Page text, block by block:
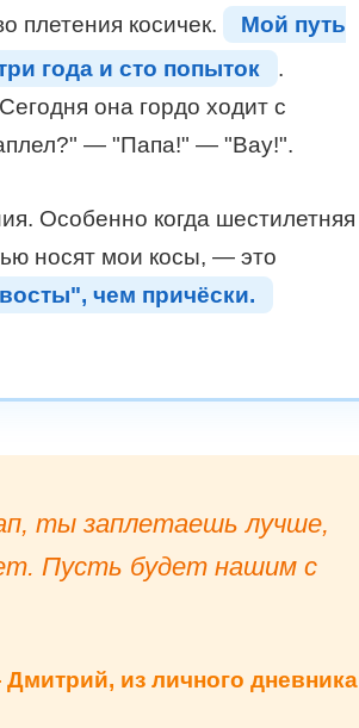
плетения косичек.
Мой путь
года и сто попыток
.
она гордо ходит с
— "Папа!" — "Вау!".
Особенно когда шестилетняя
носят мои косы, — это
чем причёски.
ты заплетаешь лучше,
Пусть будет нашим с
из личного дневника